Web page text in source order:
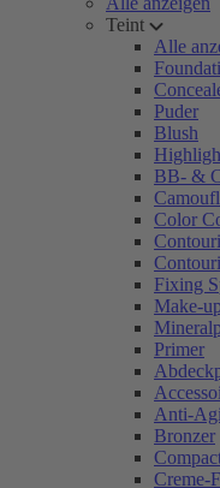
Teint
Alle
Puder
Blush
BB- &
Color
Fixing
Make-
Primer
Anti-
Bronzer
Creme-